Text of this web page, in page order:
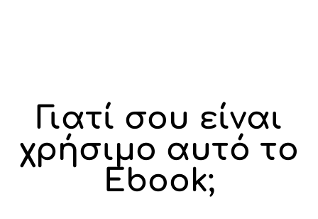
Γιατί σου είναι
χρήσιμο αυτό το
Ebook;